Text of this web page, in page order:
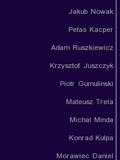
Jakub Nowak
Petas Kacper
Adam Ruszkiewicz
Krzysztof Juszczyk
Piotr Gumulinski
Mateusz Trela
Michal Minda
Konrad Kulpa
Morawiec Daniel